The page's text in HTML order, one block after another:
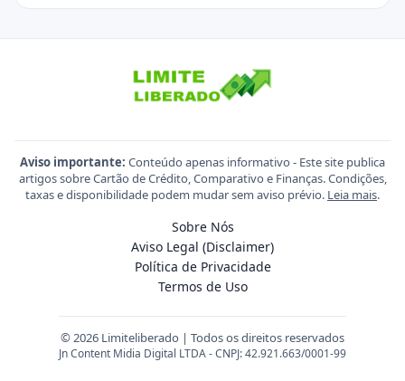
Aviso importante: Conteúdo apenas informativo - Este site publica
artigos sobre Cartão de Crédito, Comparativo e Finanças. Condições,
taxas e disponibilidade podem mudar sem aviso prévio. Leia mais.
Sobre Nós
Aviso Legal (Disclaimer)
Política de Privacidade
Termos de Uso
© 2026 Limiteliberado | Todos os direitos reservados
Jn Content Midia Digital LTDA - CNPJ: 42.921.663/0001-99